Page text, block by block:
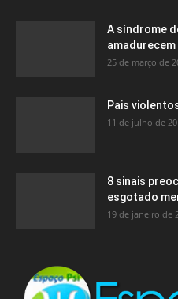
A síndrome
amadurecem
25 de março de
Pais
11 de julho de
8 sinais
esgotado
19 de janeiro de